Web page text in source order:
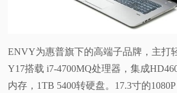
测
ENVY为惠普旗下的高端子品牌，主打
Y17搭载 i7-4700MQ处理器，集成
内存，1TB 5400转硬盘。17.3寸的